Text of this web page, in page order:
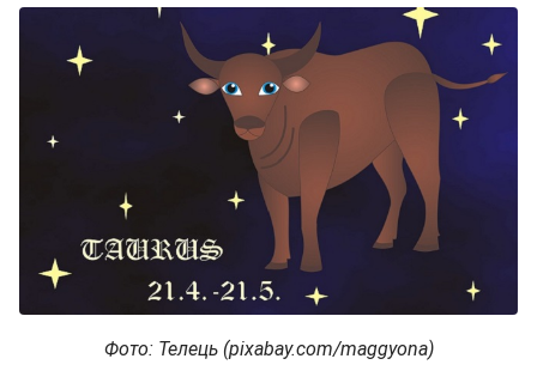
Фото: Телець (pixabay.com/maggyona)